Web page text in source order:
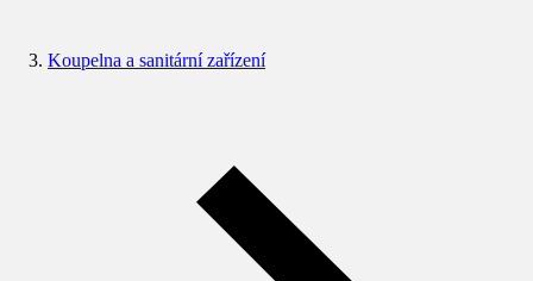
Koupelna a sanitární zařízení